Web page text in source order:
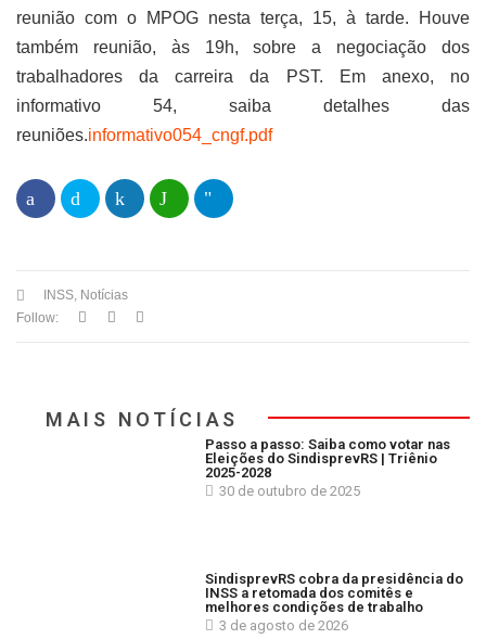
reunião com o MPOG nesta terça, 15, à tarde. Houve
também reunião, às 19h, sobre a negociação dos
trabalhadores da carreira da PST. Em anexo, no
informativo 54, saiba detalhes das
reuniões.informativo054_cngf.pdf
INSS, Notícias
Follow:
MAIS NOTÍCIAS
Passo a passo: Saiba como votar nas
Eleições do SindisprevRS | Triênio
2025-2028
30 de outubro de 2025
SindisprevRS cobra da presidência do
INSS a retomada dos comitês e
melhores condições de trabalho
3 de agosto de 2026